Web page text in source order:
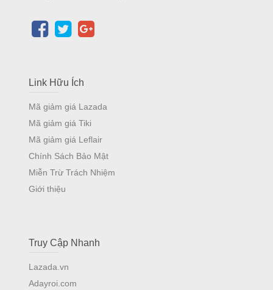
Link Hữu Ích
Mã giảm giá Lazada
Mã giảm giá Tiki
Mã giảm giá Leflair
Chính Sách Bảo Mật
Miễn Trừ Trách Nhiệm
Giới thiệu
Truy Cập Nhanh
Lazada.vn
Adayroi.com